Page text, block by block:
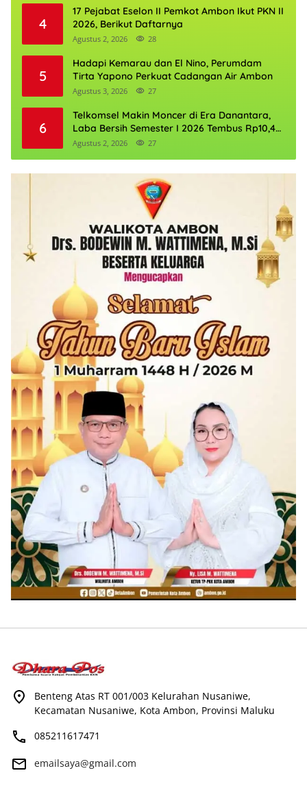
4
17 Pejabat Eselon II Pemkot Ambon Ikut PKN II
2026, Berikut Daftarnya
Agustus 2, 2026 28
5
Hadapi Kemarau dan El Nino, Perumdam
Tirta Yapono Perkuat Cadangan Air Ambon
Agustus 3, 2026 27
6
Telkomsel Makin Moncer di Era Danantara,
Laba Bersih Semester I 2026 Tembus Rp10,4
Triliun
Agustus 2, 2026 27
Benteng Atas RT 001/003 Kelurahan Nusaniwe,
Kecamatan Nusaniwe, Kota Ambon, Provinsi Maluku
085211617471
emailsaya@gmail.com